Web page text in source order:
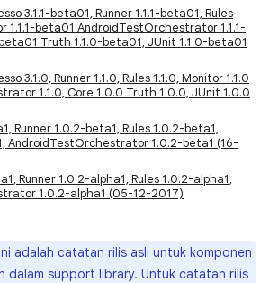
3.1.1-beta01, Runner 1.1.1-beta01, Rules
1.1.1-beta01 AndroidTestOrchestrator 1.1.1-
Truth 1.1.0-beta01, JUnit 1.1.0-beta01
3.1.0, Runner 1.1.0, Rules 1.1.0, Monitor 1.1.0
1.1.0, Core 1.0.0 Truth 1.0.0, JUnit 1.0.0
Runner 1.0.2-beta1, Rules 1.0.2-beta1,
AndroidTestOrchestrator 1.0.2-beta1 (16-
Runner 1.0.2-alpha1, Rules 1.0.2-alpha1,
1.0.2-alpha1 (05-12-2017)
adalah catatan rilis asli untuk komponen
dalam support library. Untuk catatan rilis